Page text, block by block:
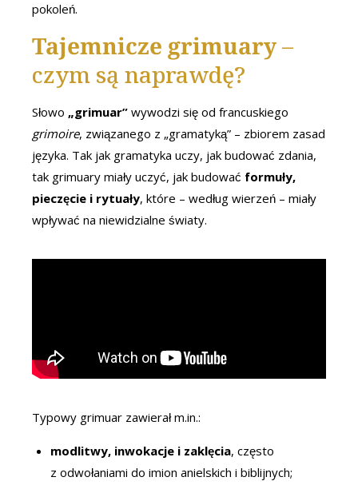
pokoleń.
Tajemnicze grimuary–
czym są naprawdę?
Słowo „grimuar” wywodzi się od francuskiego
grimoire, związanego z „gramatyką” – zbiorem zasad
języka. Tak jak gramatyka uczy, jak budować zdania,
tak grimuary miały uczyć, jak budować formuły,
pieczęcie i rytuały, które – według wierzeń – miały
wpływać na niewidzialne światy.
Typowy grimuar zawierał m.in.:
modlitwy, inwokacje i zaklęcia, często
z odwołaniami do imion anielskich i biblijnych;